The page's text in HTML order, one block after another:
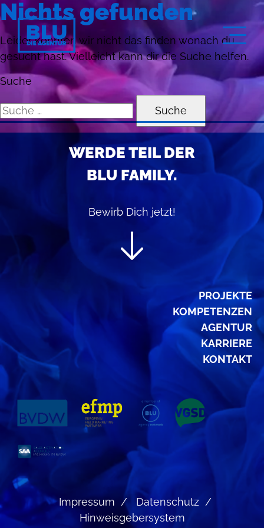
Nichts gefunden
Leider konnten wir nicht das finden wonach du
gesucht hast. Vielleicht kann dir die Suche helfen.
Suche
WERDE TEIL DER
BLU FAMILY.
Bewirb Dich jetzt!
PROJEKTE
KOMPETENZEN
AGENTUR
KARRIERE
KONTAKT
Impressum
Datenschutz
Hinweisgebersystem